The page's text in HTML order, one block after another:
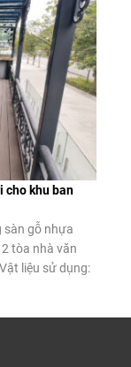
cho khu ban
sàn gỗ nhựa
tòa nhà văn
liệu sử dụng:
màu Coffee